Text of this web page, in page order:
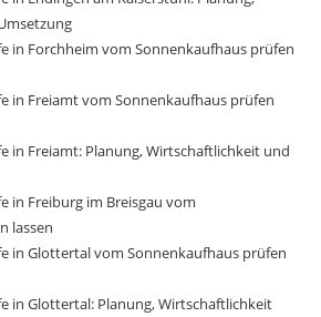
in Forchheim vom Sonnenkaufhaus prüfen
in Freiamt vom Sonnenkaufhaus prüfen
in Freiamt: Planung, Wirtschaftlichkeit und
in Freiburg im Breisgau vom
lassen
in Glottertal vom Sonnenkaufhaus prüfen
in Glottertal: Planung, Wirtschaftlichkeit